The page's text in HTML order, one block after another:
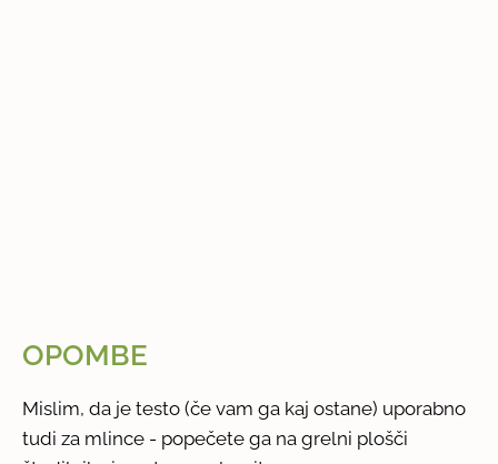
OPOMBE
Mislim, da je testo (če vam ga kaj ostane) uporabno
tudi za mlince - popečete ga na grelni plošči